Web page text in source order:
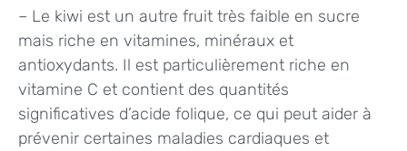
– Le kiwi est un autre fruit très faible en sucre
mais riche en vitamines, minéraux et
antioxydants. Il est particulièrement riche en
vitamine C et contient des quantités
significatives d’acide folique, ce qui peut aider à
prévenir certaines maladies cardiaques et